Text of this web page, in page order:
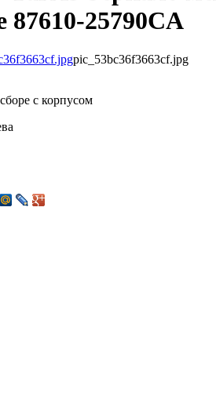
87610-25790CA
pic_53bc36f3663cf.jpg
с корпусом